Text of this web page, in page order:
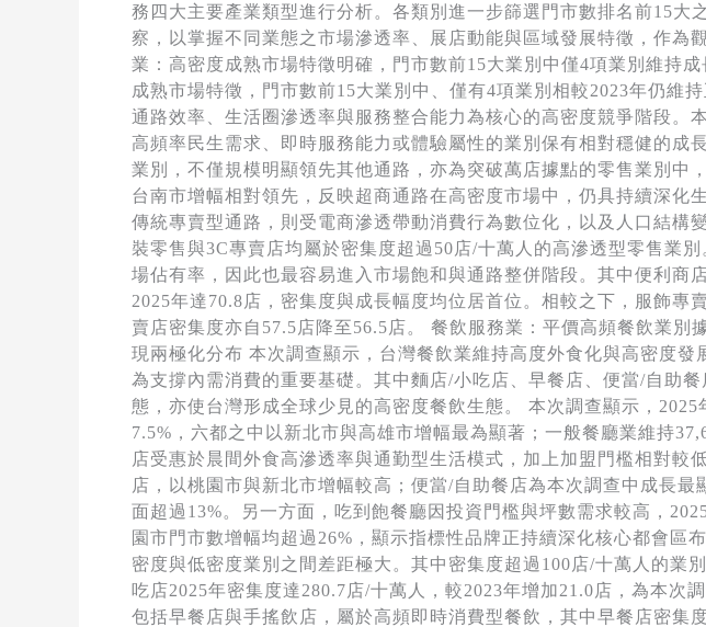
務四大主要產業類型進行分析。各類別進一步篩選門市數排名前15
察，以掌握不同業態之市場滲透率、展店動能與區域發展特徵，作為
業：高密度成熟市場特徵明確，門市數前15大業別中僅4項業別維持
成熟市場特徵，門市數前15大業別中、僅有4項業別相較2023年仍維
通路效率、生活圈滲透率與服務整合能力為核心的高密度競爭階段
高頻率民生需求、即時服務能力或體驗屬性的業別保有相對穩健的成
業別，不僅規模明顯領先其他通路，亦為突破萬店據點的零售業別中
台南市增幅相對領先，反映超商通路在高密度市場中，仍具持續深
傳統專賣型通路，則受電商滲透帶動消費行為數位化，以及人口結構
裝零售與3C專賣店均屬於密集度超過50店/十萬人的高滲透型零售業
場佔有率，因此也最容易進入市場飽和與通路整併階段。其中便利商
2025年達70.8店，密集度與成長幅度均位居首位。相較之下，服飾
賣店密集度亦自57.5店降至56.5店。 餐飲服務業：平價高頻餐飲業
現兩極化分布 本次調查顯示，台灣餐飲業維持高度外食化與高密度
為支撐內需消費的重要基礎。其中麵店/小吃店、早餐店、便當/自助
態，亦使台灣形成全球少見的高密度餐飲生態。 本次調查顯示，
7.5%，六都之中以新北市與高雄市增幅最為顯著；一般餐廳業維持
店受惠於晨間外食高滲透率與通勤型生活模式，加上加盟門檻相對較
店，以桃園市與新北市增幅較高；便當/自助餐店為本次調查中成長
面超過13%。另一方面，吃到飽餐廳因投資門檻與坪數需求較高，
園市門市數增幅均超過26%，顯示指標性品牌正持續深化核心都會
密度與低密度業別之間差距極大。其中密集度超過100店/十萬人的
吃店2025年密集度達280.7店/十萬人，較2023年增加21.0店，為本次
包括早餐店與手搖飲店，屬於高頻即時消費型餐飲，其中早餐店密集